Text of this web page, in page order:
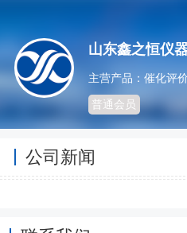
山东鑫之恒仪
普通会员
公司新闻